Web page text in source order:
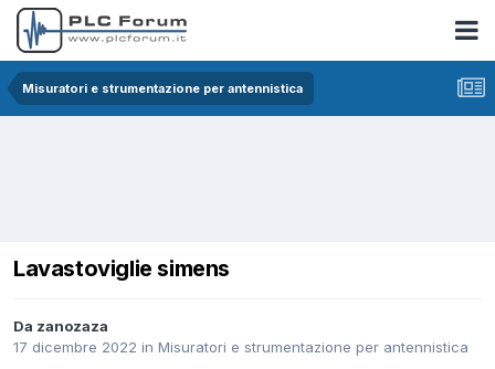
Misuratori e strumentazione per antennistica
Lavastoviglie simens
Da zanozaza
17 dicembre 2022 in Misuratori e strumentazione per antennistica